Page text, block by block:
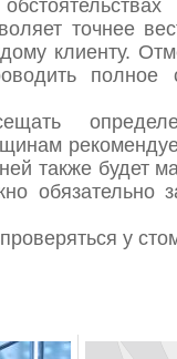
точнее
клиенту.
полное
также будет
обязательно
у